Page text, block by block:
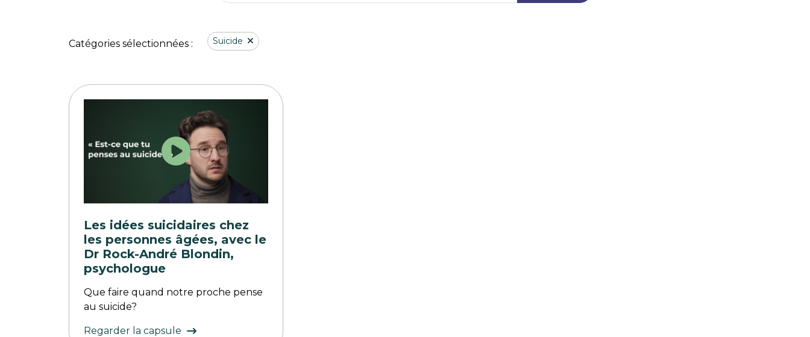
Catégories sélectionnées : Suicide
Les idées suicidaires chez
les personnes âgées, avec le
Dr Rock-André Blondin,
psychologue
Que faire quand notre proche pense
au suicide?
Regarder la capsule